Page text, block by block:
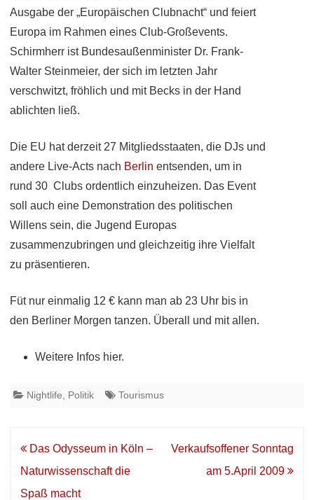
Ausgabe der „Europäischen Clubnacht“ und feiert
Europa im Rahmen eines Club-Großevents.
Schirmherr ist Bundesaußenminister Dr. Frank-
Walter Steinmeier, der sich im letzten Jahr
verschwitzt, fröhlich und mit Becks in der Hand
ablichten ließ.
Die EU hat derzeit 27 Mitgliedsstaaten, die DJs und
andere Live-Acts nach Berlin entsenden, um in
rund 30 Clubs ordentlich einzuheizen. Das Event
soll auch eine Demonstration des politischen
Willens sein, die Jugend Europas
zusammenzubringen und gleichzeitig ihre Vielfalt
zu präsentieren.
Füt nur einmalig 12 € kann man ab 23 Uhr bis in
den Berliner Morgen tanzen. Überall und mit allen.
Weitere Infos hier.
Nightlife Politik Tourismus
Beitrags-
Navigation
Das Odysseum in Köln –
Naturwissenschaft die
Spaß macht
Verkaufsoffener Sonntag
am 5.April 2009